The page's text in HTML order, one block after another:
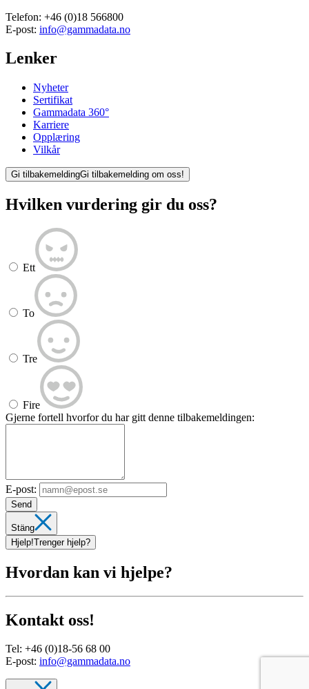
Telefon: +46 (0)18 566800
E-post: info@gammadata.no
Lenker
Nyheter
Sertifikat
Gammadata 360°
Karriere
Opplæring
Vilkår
Gi tilbakemeldingGi tilbakemelding om oss!
Hvilken vurdering gir du oss?
Ett
To
Tre
Fire
Gjerne fortell hvorfor du har gitt denne tilbakemeldingen:
E-post:
Send
Stäng
Hjelp!Trenger hjelp?
Hvordan kan vi hjelpe?
Kontakt oss!
Tel: +46 (0)18-56 68 00
E-post: info@gammadata.no